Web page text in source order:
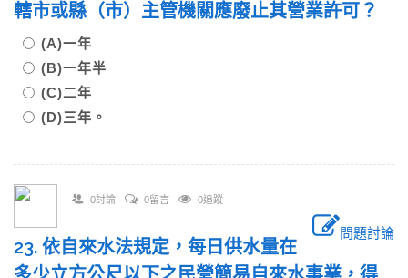
轄市或縣（市）主管機關應廢止其營業許可？
(A)一年
(B)一年半
(C)二年
(D)三年。
0討論 0留言 0追蹤
問題討論
23. 依自來水法規定，每日供水量在